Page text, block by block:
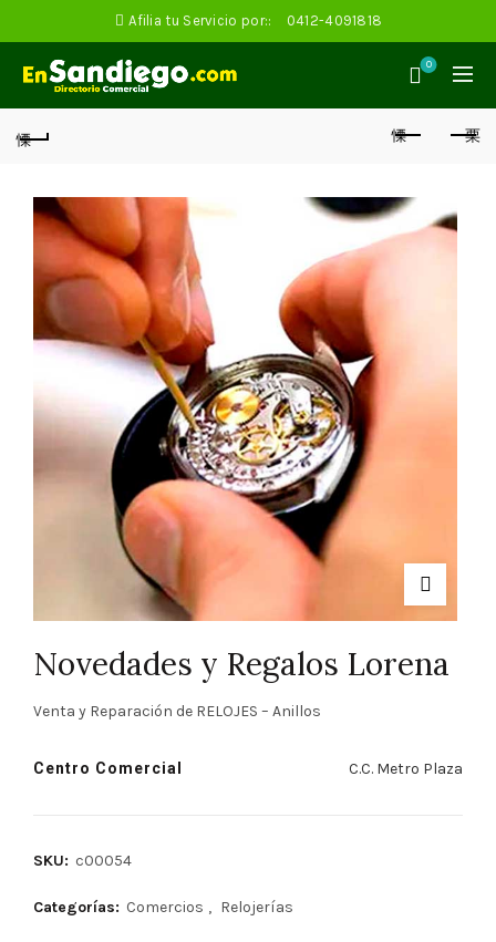
Afilia tu Servicio por:: 0412-4091818
0
Novedades y Regalos Lorena
Venta y Reparación de RELOJES – Anillos
Centro Comercial C.C. Metro Plaza
SKU: c00054
Categorías: Comercios , Relojerías